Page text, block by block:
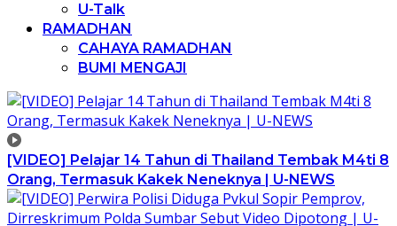
U-Talk
RAMADHAN
CAHAYA RAMADHAN
BUMI MENGAJI
[VIDEO] Pelajar 14 Tahun di Thailand Tembak M4ti 8
Orang, Termasuk Kakek Neneknya | U-NEWS